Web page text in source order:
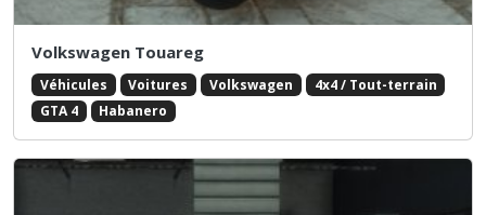
Volkswagen Touareg
Véhicules Voitures Volkswagen
4x4 / Tout-terrain
GTA 4
Habanero